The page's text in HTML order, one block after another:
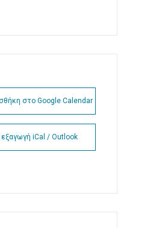
στο Google Calendar
εξαγωγή iCal / Outlook